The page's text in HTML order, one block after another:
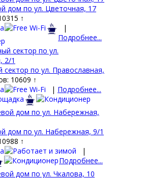
дом по ул. Цветочная, 17
↑
|
Подробнее...
сектор по ул. Православная,
10609 ↑
| Подробнее...
дом по ул. Набережная, 9/1
↑
|
Подробнее...